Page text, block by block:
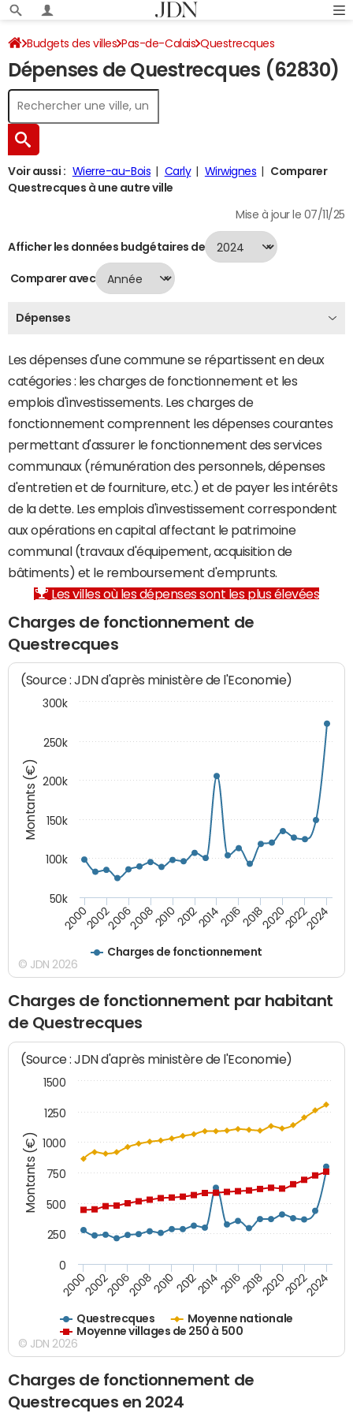
Budgets des villes Pas-de-Calais Questrecques
Dépenses 2024
Dépenses de Questrecques (62830)
Voir aussi : Wierre-au-Bois Carly Wirwignes
Comparer
Questrecques à une autre ville
Mise à jour le 07/11/25
Afficher les données budgétaires de
Comparer avec
Dépenses
Les dépenses d'une commune se répartissent en deux
catégories : les charges de fonctionnement et les
emplois d'investissements. Les charges de
fonctionnement comprennent les dépenses courantes
permettant d'assurer le fonctionnement des services
communaux (rémunération des personnels, dépenses
d'entretien et de fourniture, etc.) et de payer les intérêts
de la dette. Les emplois d'investissement correspondent
aux opérations en capital affectant le patrimoine
communal (travaux d'équipement, acquisition de
bâtiments) et le remboursement d'emprunts.
Les villes où les dépenses sont les plus élevées
Charges de fonctionnement de
Questrecques
Montants (€)
(Source : JDN d'après ministère de l'Economie)
Charges de fonctionnement
200020022006200820102012201420162018202020222024
50k
100k
150k
200k
250k
300k
© JDN 2026
Charges de fonctionnement par habitant
de Questrecques
Montants (€)
(Source : JDN d'après ministère de l'Economie)
Questrecques
Moyenne nationale
Moyenne villages de 250 à 500
200020022006200820102012201420162018202020222024
0
250
500
750
1000
1250
1500
© JDN 2026
Charges de fonctionnement de
Questrecques en 2024